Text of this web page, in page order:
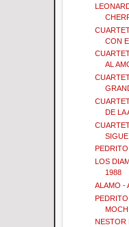
CON
AL
DE LA
LOS
1988
ALAMO -
NESTOR